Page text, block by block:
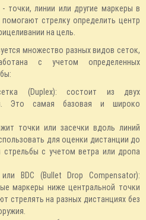
точки, линии или другие маркеры в
стрелку определить центр
на цель.
множество разных видов сеток,
с учетом определенных
(Duplex): состоит из двух
Это самая базовая и широко
точки или засечки вдоль линий
для оценки дистанции до
с учетом ветра или дропа
BDC (Bullet Drop Compensator):
маркеры ниже центральной точки
стрелять на разных дистанциях без